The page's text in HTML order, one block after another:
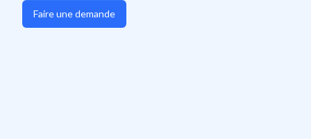
Faire une demande